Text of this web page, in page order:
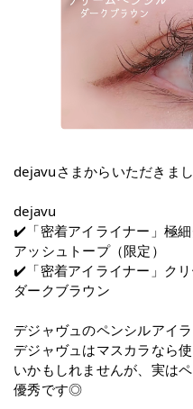
dejavuさまからいただきま
dejavu
✔️「密着アイライナー」極
アッシュトープ（限定）
✔️「密着アイライナー」ク
ダークブラウン
デジャヴュのペンシルアイ
デジャヴュはマスカラなら
いかもしれませんが、実は
優秀です◎